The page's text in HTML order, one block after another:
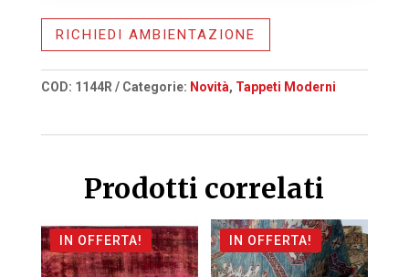
RICHIEDI AMBIENTAZIONE
COD: 1144R Categorie: Novità, Tappeti Moderni
Prodotti correlati
IN OFFERTA! IN OFFERTA!